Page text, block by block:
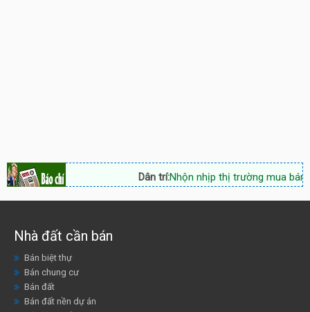
Dân trí:Nhộn nhịp thị trường mua bán
Nhà đất cần bán
Bán biệt thự
Bán chung cư
Bán đất
Bán đất nền dự án